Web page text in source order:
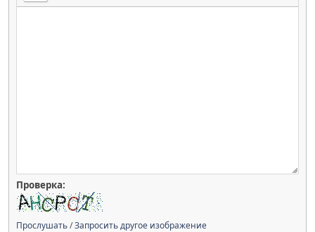
Проверка:
Прослушать/Запросить другое изображение